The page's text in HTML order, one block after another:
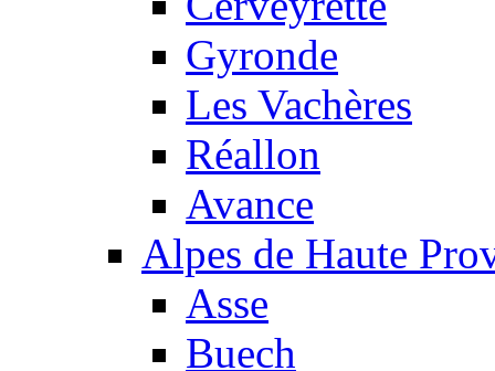
Gyronde
Les Vachères
Réallon
Avance
Alpes de Haute
Asse
Buech